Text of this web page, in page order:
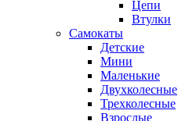
Цепи
Втулки
Самокаты
Детские
Мини
Маленькие
Двухколесные
Трехколесные
Взрослые